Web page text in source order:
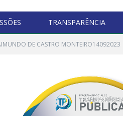
TRANSPARÊNCIA
DE CASTRO MONTEIRO14092023